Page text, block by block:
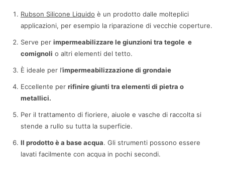
Rubson Silicone Liquido è un prodotto dalle molteplici
applicazioni, per esempio la riparazione di vecchie coperture.
Serve per impermeabilizzare le giunzioni tra tegole e
comignoli o altri elementi del tetto.
È ideale per l’impermeabilizzazione di grondaie
Eccellente per rifinire giunti tra elementi di pietra o
metallici.
Per il trattamento di fioriere, aiuole e vasche di raccolta si
stende a rullo su tutta la superficie.
Il prodotto è a base acqua. Gli strumenti possono essere
lavati facilmente con acqua in pochi secondi.